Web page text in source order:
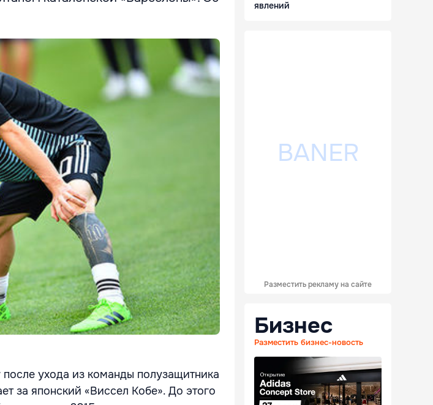
ухода из команды полузащитника
за японский «Виссел Кобе». До этого
явлений
Разместить рекламу на сайте
Бизнес
Разместить бизнес-новость